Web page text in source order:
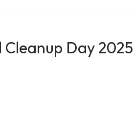
Cleanup Day 2025